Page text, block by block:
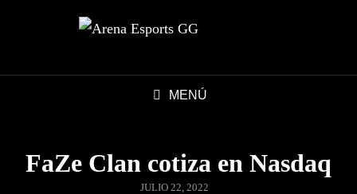
MENÚ
FaZe Clan cotiza en Nasdaq
JULIO 22, 2022